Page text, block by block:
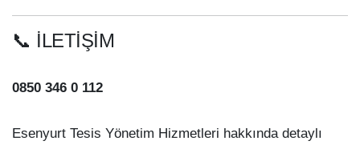
📞 İLETİŞİM
0850 346 0 112
Esenyurt Tesis Yönetim Hizmetleri hakkında detaylı